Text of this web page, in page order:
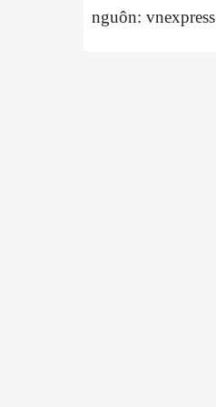
nguôn: vnexpress